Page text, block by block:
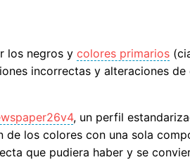
los negros y colores primarios
incorrectas y alteraciones
, un perfil
los colores con una sola
que pudiera haber y se